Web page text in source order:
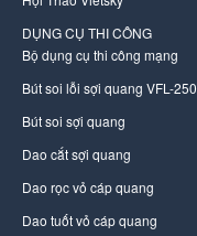
DỤNG CỤ THI CÔNG
Bộ dụng cụ thi công mạng
Bút soi lỗi sợi quang VFL-250
Bút soi sợi quang
Dao cắt sợi quang
Dao rọc vỏ cáp quang
Dao tuốt vỏ cáp quang